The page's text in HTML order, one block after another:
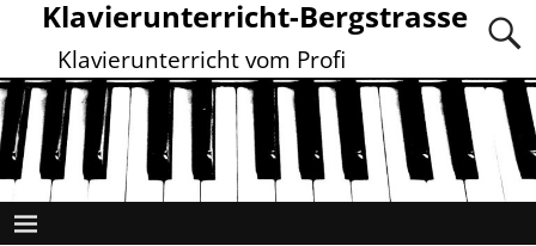
Klavierunterricht-Bergstrasse
Klavierunterricht vom Profi